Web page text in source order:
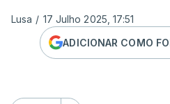
Lusa / 17 Julho 2025, 17:51
ADICIONAR COMO